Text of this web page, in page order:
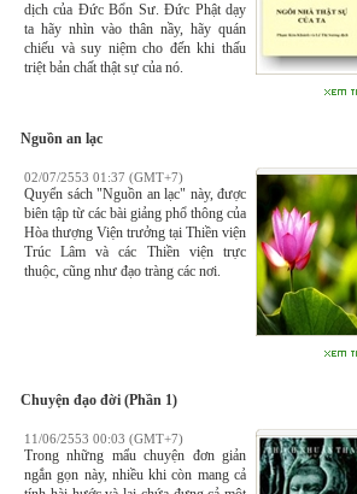
dịch của Ðức Bổn Sư. Ðức Phật dạy
ta hãy nhìn vào thân nầy, hãy quán
chiếu và suy niệm cho đến khi thấu
triệt bản chất thật sự của nó.
Nguồn an lạc
02/07/2553 01:37 (GMT+7)
Quyển sách "Nguồn an lạc" này, được
biên tập từ các bài giảng phổ thông của
Hòa thượng Viện trưởng tại Thiền viện
Trúc Lâm và các Thiền viện trực
thuộc, cũng như đạo tràng các nơi.
Chuyện đạo đời (Phần 1)
11/06/2553 00:03 (GMT+7)
Trong những mẩu chuyện đơn giản
ngắn gọn này, nhiều khi còn mang cả